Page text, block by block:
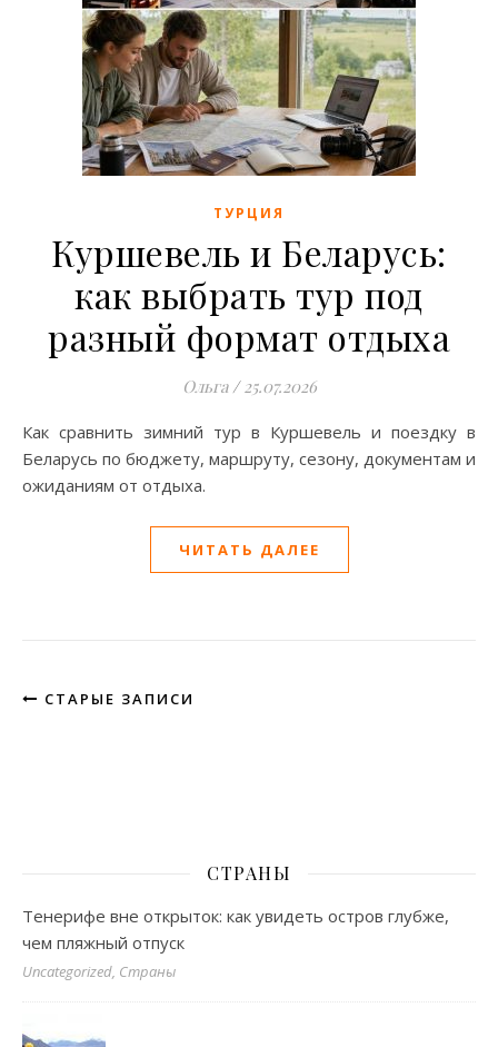
ТУРЦИЯ
Куршевель и Беларусь:
как выбрать тур под
разный формат отдыха
Ольга / 25.07.2026
Как сравнить зимний тур в Куршевель и поездку в
Беларусь по бюджету, маршруту, сезону, документам и
ожиданиям от отдыха.
ЧИТАТЬ ДАЛЕЕ
СТАРЫЕ ЗАПИСИ
СТРАНЫ
Тенерифе вне открыток: как увидеть остров глубже,
чем пляжный отпуск
Uncategorized, Страны